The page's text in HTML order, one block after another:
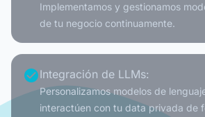
Implementamos y gestionamos
de tu negocio continuamente.
check_circleIntegración de LLMs:
Personalizamos modelos de
interactúen con tu data privada de